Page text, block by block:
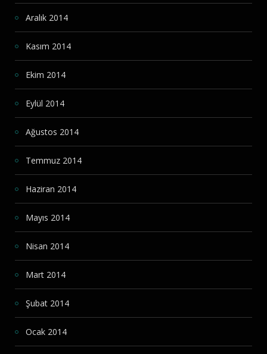
Aralık 2014
Kasım 2014
Ekim 2014
Eylül 2014
Ağustos 2014
Temmuz 2014
Haziran 2014
Mayıs 2014
Nisan 2014
Mart 2014
Şubat 2014
Ocak 2014